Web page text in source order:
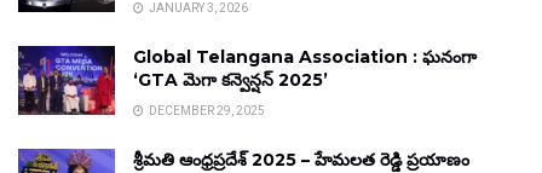
JANUARY 3, 2026
Global Telangana Association : ఘనంగా
‘GTA మెగా కన్వెన్షన్ 2025’
DECEMBER 29, 2025
శ్రీమతి ఆంధ్రప్రదేశ్ 2025 – హేమలత రెడ్డి ప్రయాణం